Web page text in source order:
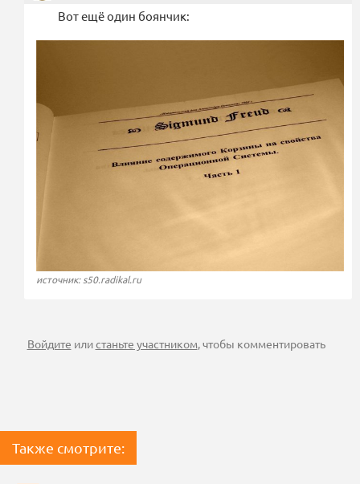
Вот ещё один боянчик:
источник: s50.radikal.ru
Войдите илистаньте участником , чтобы комментировать
Также смотрите: